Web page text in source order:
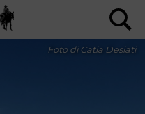
Foto di Catia Desiati